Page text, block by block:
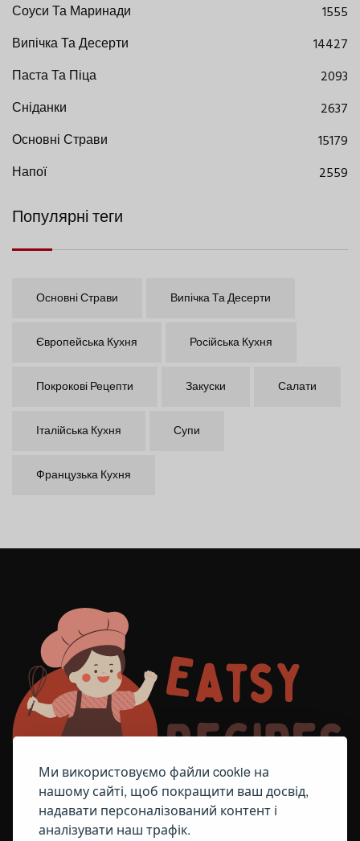
Ми використовуємо файли cookie на
нашому сайті, щоб покращити ваш досвід,
надавати персоналізований контент і
аналізувати наш трафік.
Соуси Та Маринади
1555
Випічка Та Десерти
14427
Паста Та Піца
2093
Сніданки
2637
Основні Страви
15179
Напої
2559
Популярні теги
Основні Страви Випічка Та Десерти
Європейська Кухня Російська Кухня
Покрокові Рецепти Закуски Салати
Італійська Кухня Супи
Французька Кухня